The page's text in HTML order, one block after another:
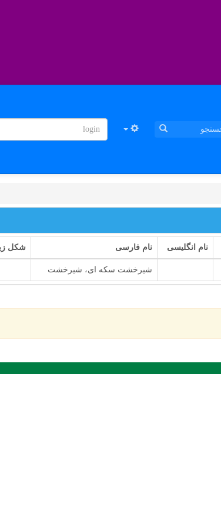
نام انگلیسی نام فارسی شکل
شیرخشت سکه ای، شیرخشت